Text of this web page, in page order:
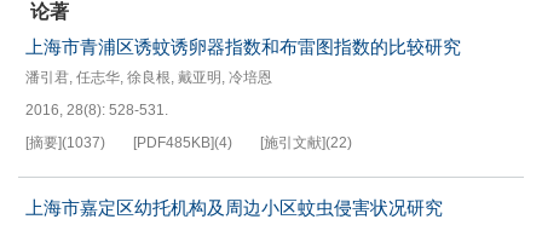
论著
上海市青浦区诱蚊诱卵器指数和布雷图指数的比较研究
潘引君, 任志华, 徐良根, 戴亚明 , 冷培恩
2016, 28(8): 528-531.
[摘要](1037) [PDF485KB](4) [施引文献](22)
上海市嘉定区幼托机构及周边小区蚊虫侵害状况研究